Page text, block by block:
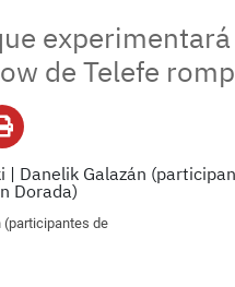
de Telefe
(participantes de